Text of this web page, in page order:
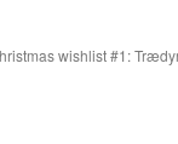
wishlist #1: